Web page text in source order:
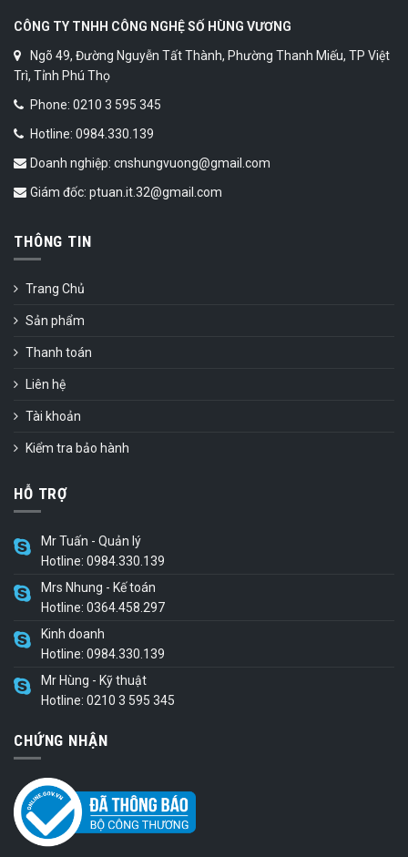
CÔNG TY TNHH CÔNG NGHỆ SỐ HÙNG VƯƠNG
Ngõ 49, Đường Nguyễn Tất Thành, Phường Thanh Miếu, TP Việt
Trì, Tỉnh Phú Thọ
Phone: 0210 3 595 345
Hotline: 0984.330.139
Doanh nghiệp: cnshungvuong@gmail.com
Giám đốc: ptuan.it.32@gmail.com
THÔNG TIN
Trang Chủ
Sản phẩm
Thanh toán
Liên hệ
Tài khoản
Kiểm tra bảo hành
HỖ TRỢ
Mr Tuấn - Quản lý
Hotline: 0984.330.139
Mrs Nhung - Kế toán
Hotline: 0364.458.297
Kinh doanh
Hotline: 0984.330.139
Mr Hùng - Kỹ thuật
Hotline: 0210 3 595 345
CHỨNG NHẬN